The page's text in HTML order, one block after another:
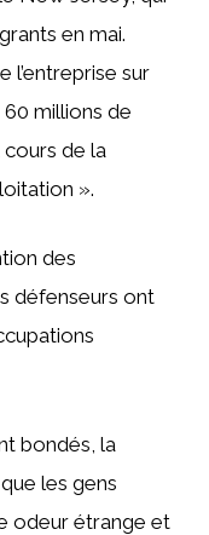
en mai.
l’entreprise sur
millions de
cours de la
».
des
défenseurs ont
bondés, la
les gens
odeur étrange et